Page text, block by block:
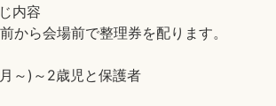
内容
から会場前で整理券を配ります。
～)～2歳児と保護者